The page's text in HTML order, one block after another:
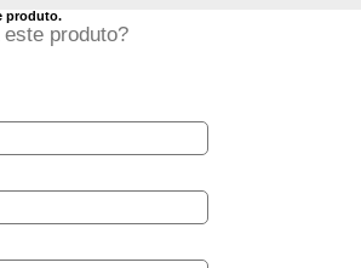
produto.
produto?